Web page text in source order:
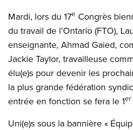
Mardi, lors du 17e Congrès
du travail de l’Ontario (FTO),
enseignante, Ahmad Gaied,
Jackie Taylor, travailleuse
élu(e)s pour devenir les
la plus grande fédération
entrée en fonction se fera le 1er
Uni(e)s sous la bannière «